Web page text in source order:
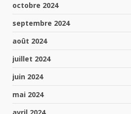
octobre 2024
septembre 2024
août 2024
juillet 2024
juin 2024
mai 2024